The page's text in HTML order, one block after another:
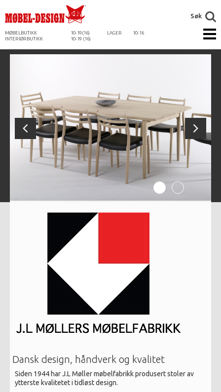
MØBELBUTIKK 10-19(16) LAGER
10-16
INTERIØRBUTIKK
10-19 (16)
Søk
Dansk design, håndverk og kvalitet
Siden 1944 har J.L Møller møbelfabrikk produsert stoler av
ytterste kvalitetet i tidløst design.